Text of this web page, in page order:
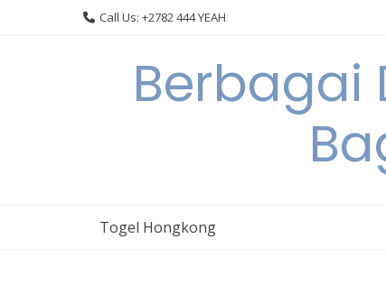
Call Us: +2782 444 YEAH
Berbagai
Togel Hongkong